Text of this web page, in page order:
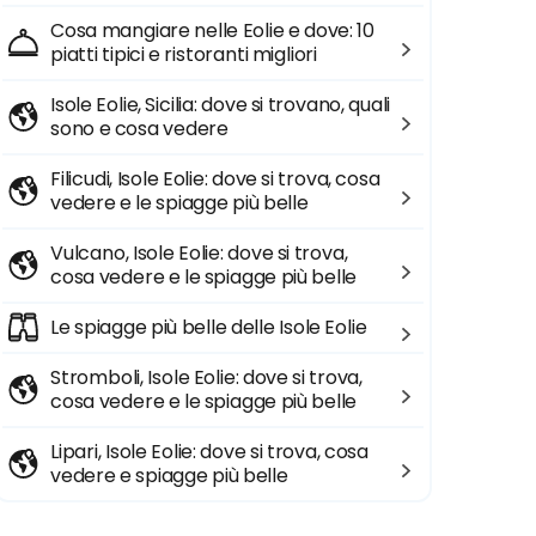
Cosa mangiare nelle Eolie e dove: 10
piatti tipici e ristoranti migliori
Isole Eolie, Sicilia: dove si trovano, quali
sono e cosa vedere
Filicudi, Isole Eolie: dove si trova, cosa
vedere e le spiagge più belle
Vulcano, Isole Eolie: dove si trova,
cosa vedere e le spiagge più belle
Le spiagge più belle delle Isole Eolie
Stromboli, Isole Eolie: dove si trova,
cosa vedere e le spiagge più belle
Lipari, Isole Eolie: dove si trova, cosa
vedere e spiagge più belle